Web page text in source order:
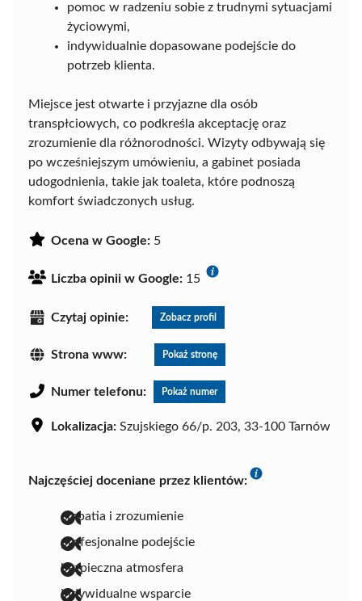
pomoc w radzeniu sobie z trudnymi sytuacjami
życiowymi,
indywidualnie dopasowane podejście do
potrzeb klienta.
Miejsce jest otwarte i przyjazne dla osób
transpłciowych, co podkreśla akceptację oraz
zrozumienie dla różnorodności. Wizyty odbywają się
po wcześniejszym umówieniu, a gabinet posiada
udogodnienia, takie jak toaleta, które podnoszą
komfort świadczonych usług.
Ocena w Google: 5
Liczba opinii w Google: 15
Czytaj opinie: Zobacz profil
Strona www: Pokaż stronę
Numer telefonu: Pokaż numer
Lokalizacja: Szujskiego 66/p. 203, 33-100 Tarnów
Najczęściej doceniane przez klientów:
empatia i zrozumienie
profesjonalne podejście
bezpieczna atmosfera
indywidualne wsparcie